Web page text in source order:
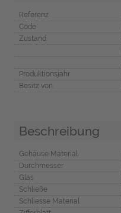
Referenz
Code
Zustand
Produktionsjahr
Besitz von
Beschreibung
Gehäuse Material
Durchmesser
Glas
Schließe
Schliesse Material